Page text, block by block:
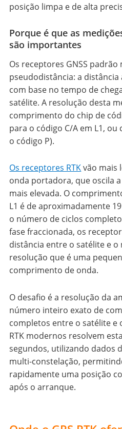
posição limpa e de alta
Porque é que as
são importantes
Os receptores GNSS padrão
pseudodistância: a
com base no tempo de
satélite. A resolução desta
comprimento do chip de
para o código C/A em L1,
o código P).
Os receptores RTKvão mais
onda portadora, que oscila
mais elevada. O
L1 é de aproximadamente
o número de ciclos
fase fraccionada, os
distância entre o satélite e
resolução que é uma
comprimento de onda.
O desafio é a resolução da
número inteiro exato de
completos entre o satélite e
RTK modernos resolvem
segundos, utilizando dados
multi-constelação,
rapidamente uma posição
após o arranque.